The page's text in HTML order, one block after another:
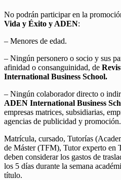
No podrán participar en la
Vida y Éxito y ADEN:
– Menores de edad.
– Ningún personero o socio y sus
afinidad o consanguinidad, de
International Business School.
– Ningún colaborador directo o
ADEN International Business
empresas matrices, subsidiarias,
agencias de publicidad y promoción.
Matrícula, cursado, Tutorías
de Máster (TFM), Tutor experto en
deben considerar los gastos de
los 5 días durante la semana
título.